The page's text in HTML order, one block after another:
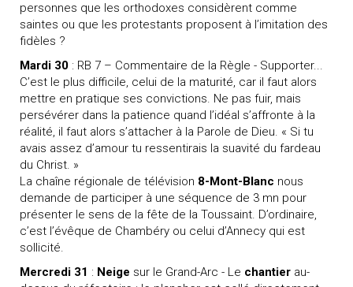
personnes que les orthodoxes considèrent comme
saintes ou que les protestants proposent à l’imitation des
fidèles ?
Mardi 30 : RB 7 – Commentaire de la Règle - Supporter...
C’est le plus difficile, celui de la maturité, car il faut alors
mettre en pratique ses convictions. Ne pas fuir, mais
persévérer dans la patience quand l’idéal s’affronte à la
réalité, il faut alors s’attacher à la Parole de Dieu. « Si tu
avais assez d’amour tu ressentirais la suavité du fardeau
du Christ. »
La chaîne régionale de télévision 8-Mont-Blanc nous
demande de participer à une séquence de 3 mn pour
présenter le sens de la fête de la Toussaint. D’ordinaire,
c’est l’évêque de Chambéry ou celui d’Annecy qui est
sollicité.
Mercredi 31 : Neige sur le Grand-Arc - Le chantier au-